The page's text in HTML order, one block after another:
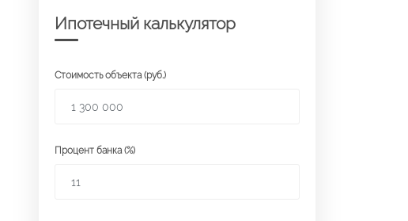
Ипотечный калькулятор
Стоимость объекта (руб.)
Процент банка (%)